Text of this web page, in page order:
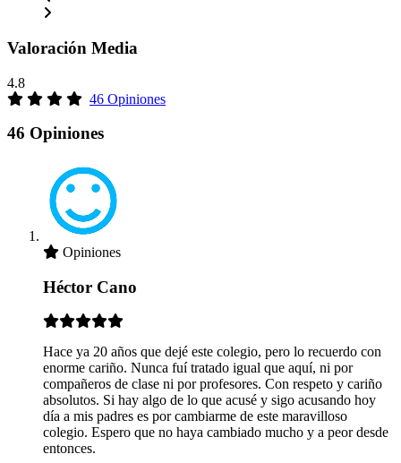
Valoración Media
4.8
46 Opiniones
46 Opiniones
Opiniones
Héctor Cano
Hace ya 20 años que dejé este colegio, pero lo recuerdo con
enorme cariño. Nunca fuí tratado igual que aquí, ni por
compañeros de clase ni por profesores. Con respeto y cariño
absolutos. Si hay algo de lo que acusé y sigo acusando hoy
día a mis padres es por cambiarme de este maravilloso
colegio. Espero que no haya cambiado mucho y a peor desde
entonces.